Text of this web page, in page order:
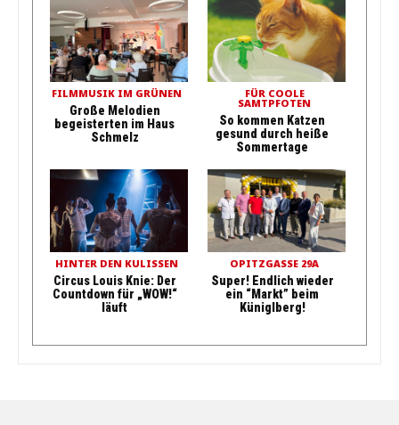
FILMMUSIK IM GRÜNEN
Große Melodien
begeisterten im Haus
Schmelz
FÜR COOLE
SAMTPFOTEN
So kommen Katzen
gesund durch heiße
Sommertage
HINTER DEN KULISSEN
Circus Louis Knie: Der
Countdown für „WOW!“
läuft
OPITZGASSE 29A
Super! Endlich wieder
ein “Markt” beim
Küniglberg!